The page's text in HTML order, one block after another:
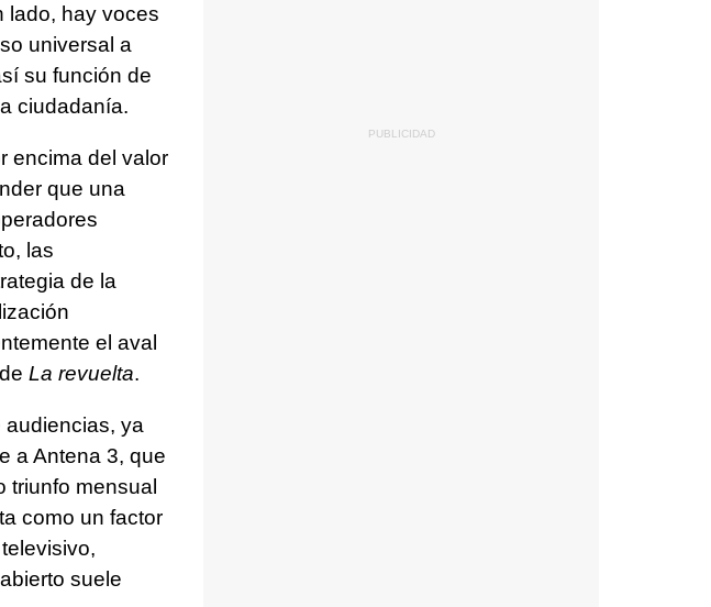
lado, hay voces
universal a
su función de
ciudadanía.
encima del valor
que una
las
de la
el aval
La revuelta.
audiencias, ya
a Antena 3, que
triunfo mensual
como un factor
suele